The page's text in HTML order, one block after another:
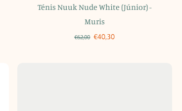
Ténis Nuuk Nude White (Júnior) -
Muris
€62,00 €40,30